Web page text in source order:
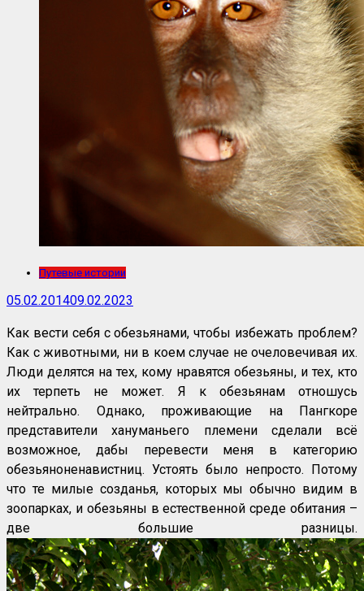
Путевые истории
05.02.201409.02.2023
Как вести себя с обезьянами, чтобы избежать проблем?
Как с животными, ни в коем случае не очеловечивая их.
Люди делятся на тех, кому нравятся обезьяны, и тех, кто
их терпеть не может. Я к обезьянам отношусь
нейтрально. Однако, проживающие на Пангкоре
представители хануманьего племени сделали всё
возможное, дабы перевести меня в категорию
обезьяноненавистниц. Устоять было непросто. Потому
что те милые созданья, которых мы обычно видим в
зоопарках, и обезьяны в естественной среде обитания –
две большие разницы.